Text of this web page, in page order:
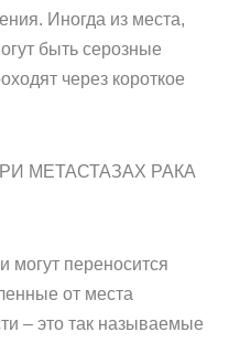
Иногда из места,
быть серозные
через короткое
МЕТАСТАЗАХ РАКА
могут переносится
от места
– это так называемые